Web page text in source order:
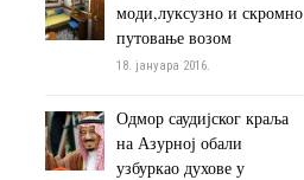
моди,луксузно и скромно
путовање возом
18. јануара 2016.
Одмор саудијског краља
на Азурној обали
узбуркао духове у